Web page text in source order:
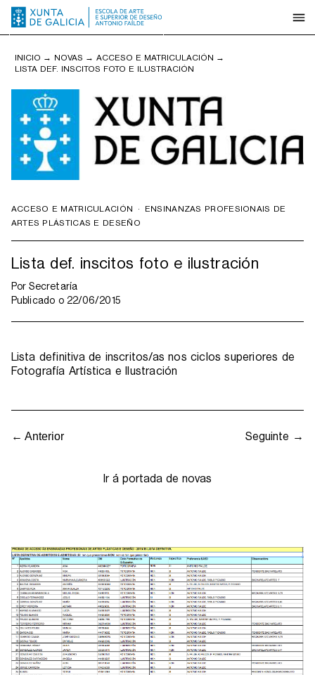
INICIO → NOVAS → ACCESO E MATRICULACIÓN →
LISTA DEF. INSCITOS FOTO E ILUSTRACIÓN
ACCESO E MATRICULACIÓN · ENSINANZAS PROFESIONAIS DE
ARTES PLÁSTICAS E DESEÑO
Lista def. inscitos foto e ilustración
PorSecretaría
Publicado o 22/06/2015
Lista definitiva de inscritos/as nos ciclos superiores de
Fotografía Artística e Ilustración
← Anterior Seguinte →
Ir á portada de novas